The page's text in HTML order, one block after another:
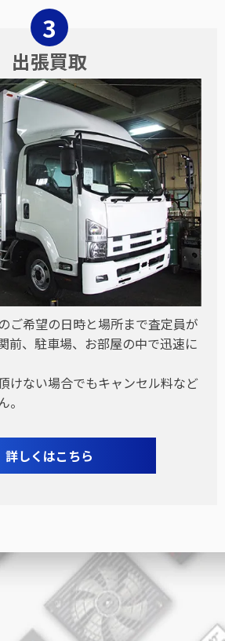
出張買取
ご希望の日時と場所まで査定員が
前、駐車場、お部屋の中で迅速に
けない場合でもキャンセル料など
詳しくはこちら